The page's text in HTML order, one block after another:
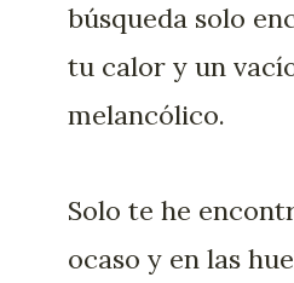
búsqueda solo
tu calor y un
melancólico.
Solo te he
ocaso y en las